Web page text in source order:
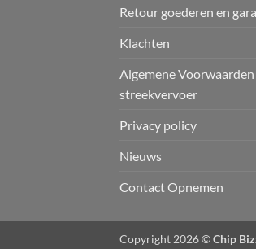
Retour goederen en
Klachten
Algemene Voorwaarden
streekvervoer
Privacy policy
Nieuws
Contact Opnemen
Copyright 2026 ©Chip